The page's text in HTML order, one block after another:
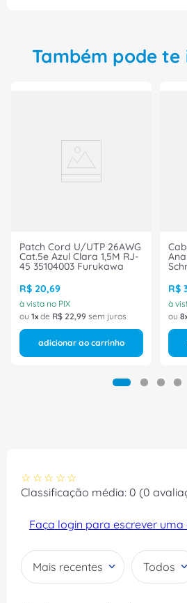
Também pode
Patch Cord U/UTP 26AWG
Cat.5e Azul Clara 1,5M RJ-
45 35104003 Furukawa
R$ 20,69
à vista no PIX
ou 1 de R$ 22,99 sem juros
adicionar ao carrinho
R$
à
ou 8
☆ ☆ ☆ ☆ ☆
Classificação média: 0 (0
Faça login para escrever uma
Mais recentes Todos